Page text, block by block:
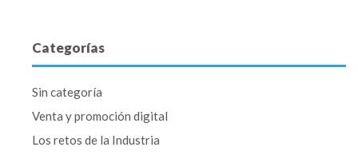
Categorías
Sin categoría
Venta y promoción digital
Los retos de la Industria